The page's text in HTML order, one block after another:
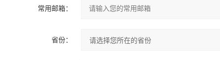
常用邮箱：
省份：